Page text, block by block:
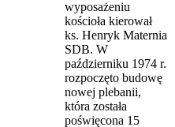
wyposażeniu
kościoła kierował
ks. Henryk Maternia
SDB. W
październiku 1974 r.
rozpoczęto budowę
nowej plebanii,
która została
poświęcona 15